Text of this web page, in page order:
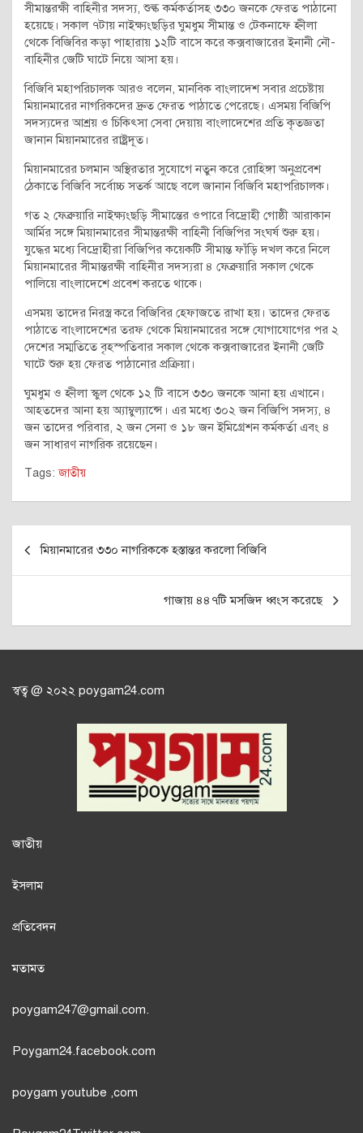
সীমান্তরক্ষী বাহিনীর সদস্য, শুল্ক কর্মকর্তাসহ ৩৩০ জনকে ফেরত পাঠানো
হয়েছে। সকাল ৭টায় নাইক্ষ্যংছড়ির ঘুমধুম সীমান্ত ও টেকনাফে হ্নীলা
থেকে বিজিবির কড়া পাহারায় ১২টি বাসে করে কক্সবাজারের ইনানী নৌ-
বাহিনীর জেটি ঘাটে নিয়ে আসা হয়।
বিজিবি মহাপরিচালক আরও বলেন, মানবিক বাংলাদেশ সবার প্রচেষ্টায়
মিয়ানমারের নাগরিকদের দ্রুত ফেরত পাঠাতে পেরেছে। এসময় বিজিপি
সদস্যদের আশ্রয় ও চিকিৎসা সেবা দেয়ায় বাংলাদেশের প্রতি কৃতজ্ঞতা
জানান মিয়ানমারের রাষ্ট্রদূত।
মিয়ানমারের চলমান অস্থিরতার সুযোগে নতুন করে রোহিঙ্গা অনুপ্রবেশ
ঠেকাতে বিজিবি সর্বোচ্চ সতর্ক আছে বলে জানান বিজিবি মহাপরিচালক।
গত ২ ফেব্রুয়ারি নাইক্ষ্যংছড়ি সীমান্তের ওপারে বিদ্রোহী গোষ্ঠী আরাকান
আর্মির সঙ্গে মিয়ানমারের সীমান্তরক্ষী বাহিনী বিজিপির সংঘর্ষ শুরু হয়।
যুদ্ধের মধ্যে বিদ্রোহীরা বিজিপির কয়েকটি সীমান্ত ফাঁড়ি দখল করে নিলে
মিয়ানমারের সীমান্তরক্ষী বাহিনীর সদস্যরা ৪ ফেব্রুয়ারি সকাল থেকে
পালিয়ে বাংলাদেশে প্রবেশ করতে থাকে।
এসময় তাদের নিরস্ত্র করে বিজিবির হেফাজতে রাখা হয়। তাদের ফেরত
পাঠাতে বাংলাদেশের তরফ থেকে মিয়ানমারের সঙ্গে যোগাযোগের পর ২
দেশের সম্মতিতে বৃহস্পতিবার সকাল থেকে কক্সবাজারের ইনানী জেটি
ঘাটে শুরু হয় ফেরত পাঠানোর প্রক্রিয়া।
ঘুমধুম ও হ্নীলা স্কুল থেকে ১২ টি বাসে ৩৩০ জনকে আনা হয় এখানে।
আহতদের আনা হয় অ্যাম্বুল্যান্সে। এর মধ্যে ৩০২ জন বিজিপি সদস্য, ৪
জন তাদের পরিবার, ২ জন সেনা ও ১৮ জন ইমিগ্রেশন কর্মকর্তা এবং ৪
জন সাধারণ নাগরিক রয়েছেন।
Tags: জাতীয়
Post
navigation
মিয়ানমারের ৩৩০ নাগরিককে হস্তান্তর করলো বিজিবি
গাজায় ৪৪৭টি মসজিদ ধ্বংস করেছে
স্বত্ব @ ২০২২ poygam24.com
জাতীয়
ইসলাম
প্রতিবেদন
মতামত
poygam247@gmail.com.
Poygam24.facebook.com
poygam youtube ,com